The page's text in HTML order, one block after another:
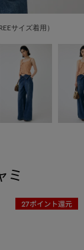
サイズ着用）
ミ
27ポイント還元